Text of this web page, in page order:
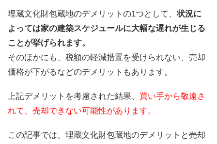
埋蔵文化財包蔵地のデメリットの1つとして、状況に
よっては家の建築スケジュールに大幅な遅れが生じる
ことが挙げられます。
そのほかにも、税額の軽減措置を受けられない、売却
価格が下がるなどのデメリットもあります。
上記デメリットを考慮された結果、 買い手から敬遠さ
れて、売却できない可能性があります。
この記事では、埋蔵文化財包蔵地のデメリットと売却